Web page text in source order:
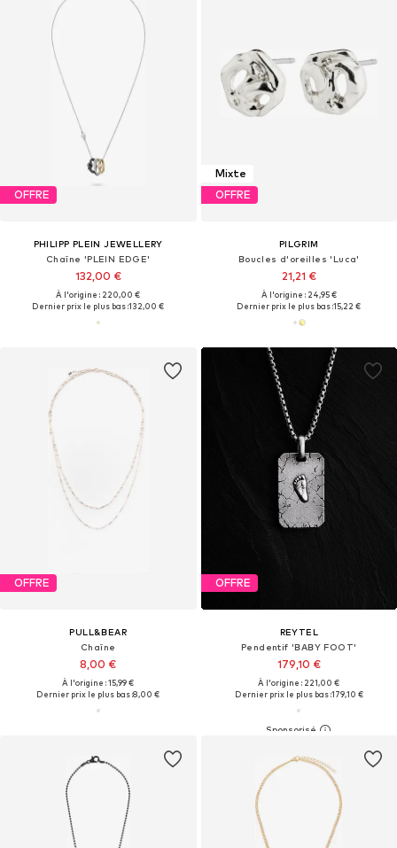
OFFRE
PHILIPP PLEIN JEWELLERY
Chaîne 'PLEIN EDGE'
132,00 €
À l'origine : 220,00 €
Dernier prix le plus bas :132,00 €
Mixte
OFFRE
PILGRIM
Boucles d'oreilles 'Luca'
21,21 €
À l'origine : 24,95 €
Dernier prix le plus bas :15,22 €
OFFRE
PULL&BEAR
Chaîne
8,00 €
À l'origine : 15,99 €
Dernier prix le plus bas :8,00 €
OFFRE
REYTEL
Pendentif 'BABY FOOT'
179,10 €
À l'origine : 221,00 €
Dernier prix le plus bas :179,10 €